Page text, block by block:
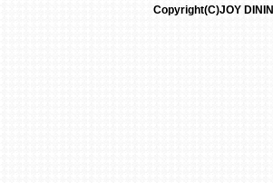
Copyright(C)JOY